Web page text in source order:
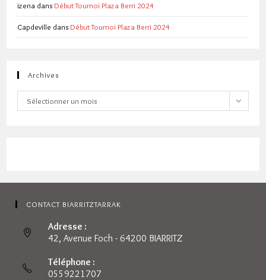
izena dans Début Tournoi Plaza Berri 2024
Capdeville dans Début Tournoi Plaza Berri 2024
Archives
Archives
Sélectionner un mois
CONTACT BIARRITZTARRAK
Adresse :
42, Avenue Foch - 64200 BIARRITZ
Téléphone :
0559221707